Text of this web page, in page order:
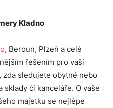
Kladno
, Beroun, Plzeň a celé
řešením pro vaši
zda sledujete obytné nebo
či kanceláře. O vaše
majetku se nejlépe